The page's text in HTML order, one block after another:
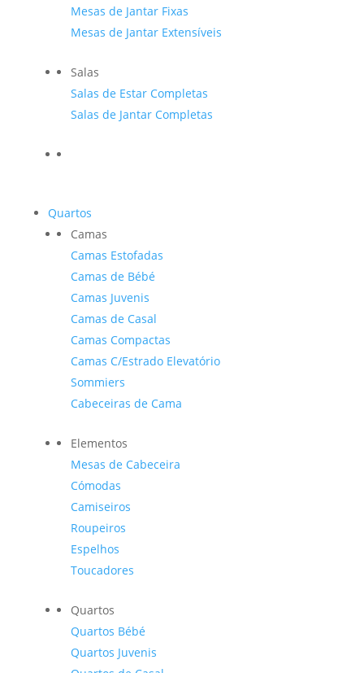
Mesas de Jantar Fixas
Mesas de Jantar Extensíveis
Salas
Salas de Estar Completas
Salas de Jantar Completas
Quartos
Camas
Camas Estofadas
Camas de Bébé
Camas Juvenis
Camas de Casal
Camas Compactas
Camas C/Estrado Elevatório
Sommiers
Cabeceiras de Cama
Elementos
Mesas de Cabeceira
Cómodas
Camiseiros
Roupeiros
Espelhos
Toucadores
Quartos
Quartos Bébé
Quartos Juvenis